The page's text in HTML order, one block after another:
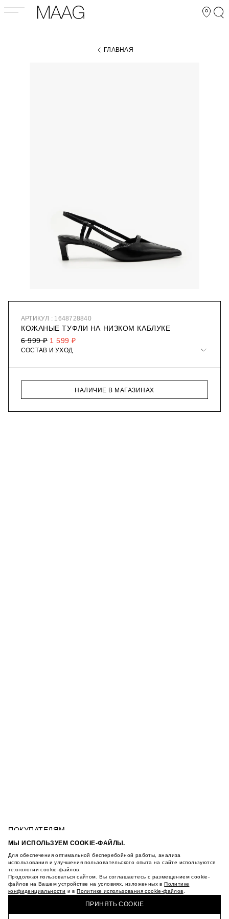
ГЛАВНАЯ
АРТИКУЛ : 1648728840
КОЖАНЫЕ ТУФЛИ НА НИЗКОМ КАБЛУКЕ
1 599 ₽
6 999 ₽
СОСТАВ И УХОД
НАЛИЧИЕ В МАГАЗИНАХ
МЫ ИСПОЛЬЗУЕМ COOKIE-ФАЙЛЫ.
Для обеспечения оптимальной бесперебойной работы, анализа
использования и улучшения пользовательского опыта на сайте используются
технологии cookie-файлов.
Продолжая пользоваться сайтом, Вы соглашаетесь с размещением cookie-
файлов на Вашем устройстве на условиях, изложенных вПолитике
конфиденциальности и вПолитике использования cookie-файлов
ПРИНЯТЬ COOKIE
ПОКУПАТЕЛЯМ
УСЛОВИЯ ИСПОЛЬЗОВАНИЯ ПОДАРОЧНЫХ
ПОЛИТИКА КОНФИДЕНЦИАЛЬНОСТИ
ПОЛИТИКА COOKIE
УСЛОВИЯ ПОКУПКИ
О НАС
КОЖАНЫЕ ТУФЛИ НА НИЗКОМ КАБЛУКЕ
КУПИТЬ + ПОЛУЧИТЬ В МАГАЗИНЕ MAAG